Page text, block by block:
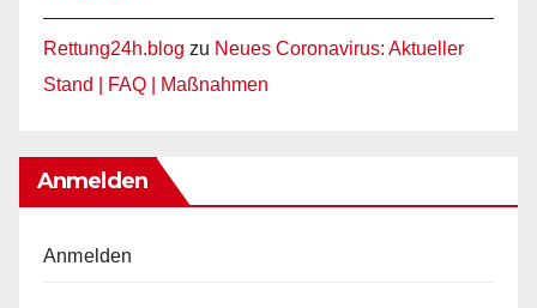
Rettung24h.blog zu Neues Coronavirus: Aktueller
Stand | FAQ | Maßnahmen
Anmelden
Anmelden